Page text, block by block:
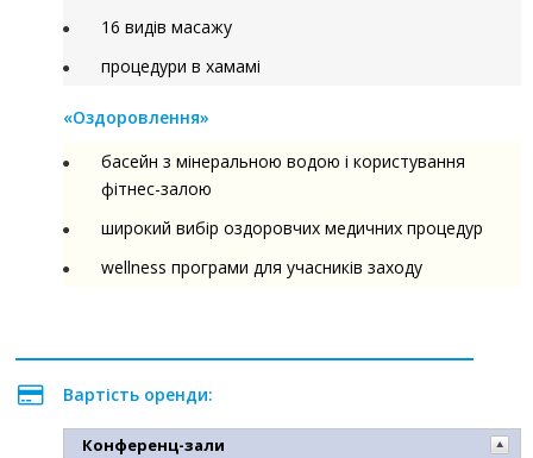
16 видів масажу
процедури в хамамі
«Оздоровлення»
басейн з мінеральною водою і користування
фітнес-залою
широкий вибір оздоровчих медичних процедур
wellness програми для учасників заходу
Вартість оренди:
Конференц-зали